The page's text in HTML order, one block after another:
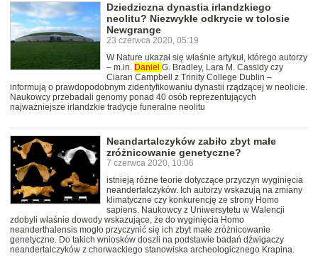
Dziedziczna dynastia irlandzkiego
neolitu? Niezwykłe odkrycie w tolosie
Newgrange
23 czerwca 2020, 05:19
W Nature ukazał się właśnie artykuł, którego autorzy
– m.in. Daniel G. Bradley, Lara M. Cassidy czy
Ciaran Campbell z Trinity College Dublin –
informują o prawdopodobnym zidentyfikowaniu dynastii rządzącej w neolicie.
Naukowcy przebadali genomy ponad 40 osób reprezentujących
najważniejsze irlandzkie tradycje funeralne neolitu
Neandartalczyków zabiło zbyt małe
zróżnicowanie genetyczne?
7 czerwca 2020, 10:06
istnieją różne teorie dotyczące przyczyn wyginięcia
neandertalczyków. Ich autorzy wskazują na zmiany
klimatyczne czy konkurencję ze strony Homo
sapiens. Naukowcy z Uniwersytetu w Walencji
zdobyli właśnie dowody wskazujące, że do wyginięcia Homo
neanderthalensis mogło przyczynić się ich zbyt małe zróżnicowanie
genetyczne. Do takich wniosków doszli na podstawie badań dźwigaczy
neandertalczyków z chorwackiego stanowiska archeologicznego Krapina.